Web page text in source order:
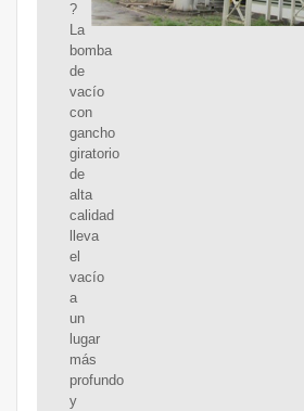
?
La
bomba
de
vacío
con
gancho
giratorio
de
alta
calidad
lleva
el
vacío
a
un
lugar
más
profundo
y